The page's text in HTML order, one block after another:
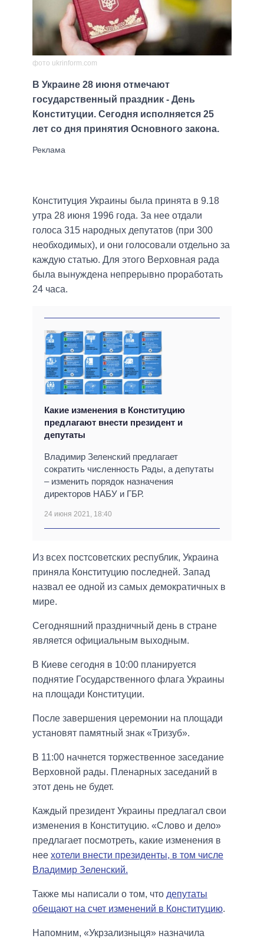
фото ukrinform.com
В Украине 28 июня отмечают
государственный праздник - День
Конституции. Сегодня исполняется 25
лет со дня принятия Основного закона.
Конституция Украины была принята в 9.18
утра 28 июня 1996 года. За нее отдали
голоса 315 народных депутатов (при 300
необходимых), и они голосовали отдельно за
каждую статью. Для этого Верховная рада
была вынуждена непрерывно проработать
24 часа.
Какие изменения в Конституцию
предлагают внести президент и
депутаты
Владимир Зеленский предлагает
сократить численность Рады, а депутаты
‒ изменить порядок назначения
директоров НАБУ и ГБР.
24 июня 2021, 18:40
Из всех постсоветских республик, Украина
приняла Конституцию последней. Запад
назвал ее одной из самых демократичных в
мире.
Сегодняшний праздничный день в стране
является официальным выходным.
В Киеве сегодня в 10:00 планируется
поднятие Государственного флага Украины
на площади Конституции.
После завершения церемонии на площади
установят памятный знак «Тризуб».
В 11:00 начнется торжественное заседание
Верховной рады. Пленарных заседаний в
этот день не будет.
Каждый президент Украины предлагал свои
изменения в Конституцию. «Слово и дело»
предлагает посмотреть, какие изменения в
нее хотели внести президенты, в том числе
Владимир Зеленский.
Также мы написали о том, что депутаты
обещают на счет изменений в Конституцию.
Напомним, «Укрзализныця» назначила